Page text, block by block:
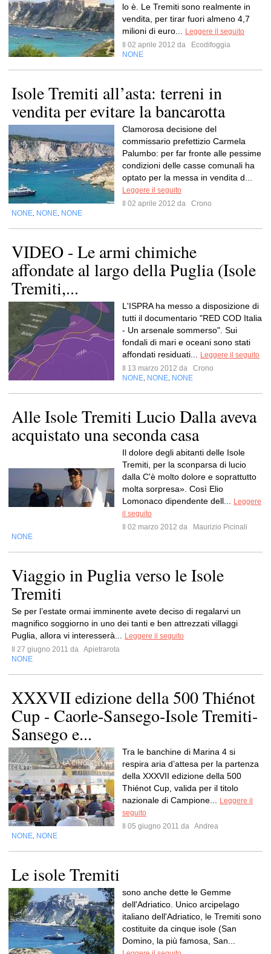
lo è. Le Tremiti sono realmente in
vendita, per tirar fuori almeno 4,7
milioni di euro...
Leggere il seguito
Il 02 aprile 2012 da
Ecodifoggia
NONE
Isole Tremiti all’asta: terreni in
vendita per evitare la bancarotta
Clamorosa decisione del
commissario prefettizio Carmela
Palumbo: per far fronte alle pessime
condizioni delle casse comunali ha
optato per la messa in vendita d...
Leggere il seguito
Il 02 aprile 2012 da
Crono
NONE NONE NONE
VIDEO - Le armi chimiche
affondate al largo della Puglia (Isole
Tremiti,...
L'ISPRA ha messo a disposizione di
tutti il documentario "RED COD Italia
- Un arsenale sommerso". Sui
fondali di mari e oceani sono stati
affondati residuati...
Leggere il seguito
Il 13 marzo 2012 da
Crono
NONE NONE NONE
Alle Isole Tremiti Lucio Dalla aveva
acquistato una seconda casa
Il dolore degli abitanti delle Isole
Tremiti, per la sconparsa di lucio
dalla C'è molto dolore e soprattutto
molta sorpresa». Così Elio
Lomonaco dipendente dell...
Leggere
il seguito
Il 02 marzo 2012 da
Maurizio Picinali
NONE
Viaggio in Puglia verso le Isole
Tremiti
Se per l’estate ormai imminente avete deciso di regalarvi un
magnifico soggiorno in uno dei tanti e ben attrezzati villaggi
Puglia, allora vi interesserà...
Leggere il seguito
Il 27 giugno 2011 da Apietrarota
NONE
XXXVII edizione della 500 Thiénot
Cup - Caorle-Sansego-Isole Tremiti-
Sansego e...
Tra le banchine di Marina 4 si
respira aria d’attesa per la partenza
della XXXVII edizione della 500
Thiénot Cup, valida per il titolo
nazionale di Campione...
Leggere il
seguito
Il 05 giugno 2011 da Andrea
NONE NONE
Le isole Tremiti
sono anche dette le Gemme
dell'Adriatico. Unico arcipelago
italiano dell'Adriatico, le Tremiti sono
costituite da cinque isole (San
Domino, la più famosa, San...